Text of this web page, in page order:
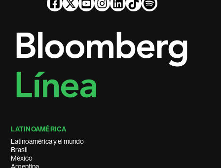
LATINOAMÉRICA
Latinoamérica y el mundo
Brasil
México